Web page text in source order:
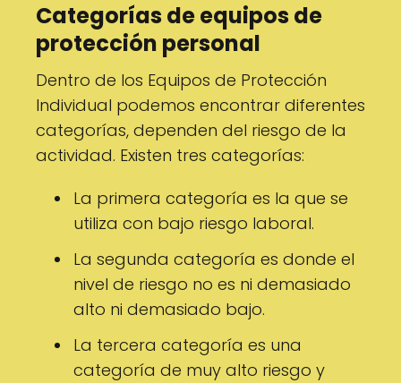
Categorías de equipos de
protección personal
Dentro de los Equipos de Protección
Individual podemos encontrar diferentes
categorías, dependen del riesgo de la
actividad. Existen tres categorías:
La primera categoría es la que se
utiliza con bajo riesgo laboral.
La segunda categoría es donde el
nivel de riesgo no es ni demasiado
alto ni demasiado bajo.
La tercera categoría es una
categoría de muy alto riesgo y